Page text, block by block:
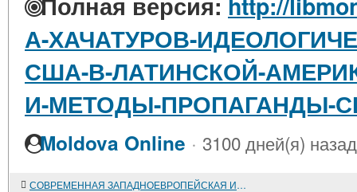
А-ХАЧАТУРОВ-
США-В-ЛАТИНСКОЙ-
И-МЕТОДЫ-ПРОПАГАНДЫ-
Moldova Online · 3100 дней(я) назад
СОВРЕМЕННАЯ ЗАПАДНОЕВРОПЕЙСКАЯ ИСТОРИОГРАФИЯ О ДИНАМИКЕ СРЕДНЕВЕКОВОГО ЗЕМЛЕДЕЛИЯ